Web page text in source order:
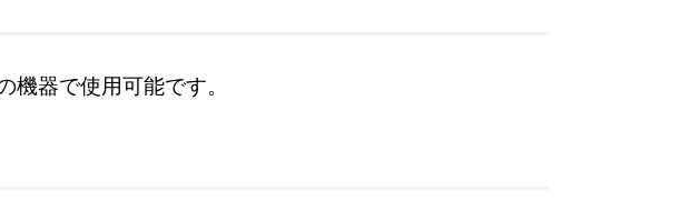
器で使用可能です。